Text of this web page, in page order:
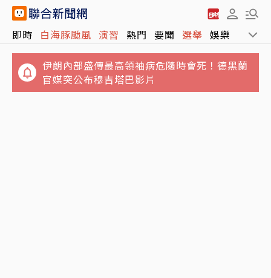
即時 白海豚颱風 演習 熱門 要聞 選舉 娛樂 運動
伊朗內部盛傳最高領袖病危隨時會死！德黑蘭
官媒突公布穆吉塔巴影片
選對種類有利血糖控制 內分泌科醫師最常吃的
4種水果